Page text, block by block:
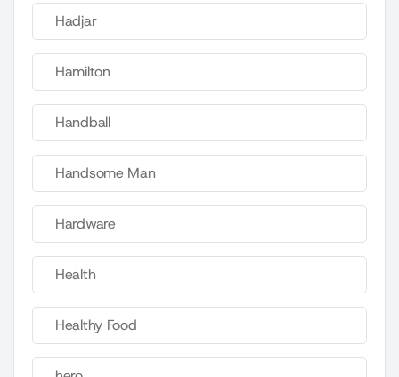
Hadjar
Hamilton
Handball
Handsome Man
Hardware
Health
Healthy Food